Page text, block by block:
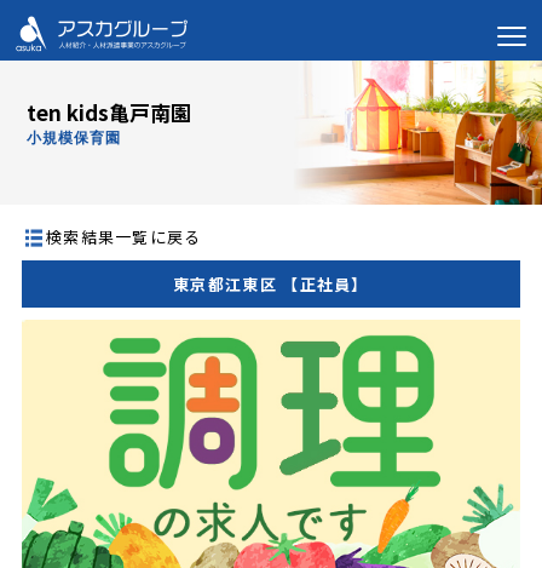
ten kids亀戸南園
小規模保育園
検索結果一覧に戻る
東京都江東区 【正社員】